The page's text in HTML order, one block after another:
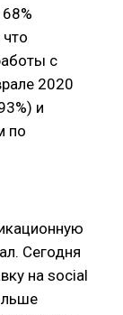
с
2020
и
по
Сегодня
на social